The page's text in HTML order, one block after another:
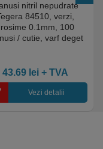
nitril nepudrate
84510, verzi,
0.1mm, 100
/ cutie, varf deget
43.69 lei+ TVA
Vezi detalii